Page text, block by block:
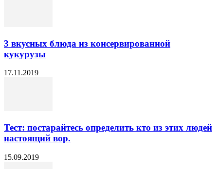
3 вкусных блюда из консервированной
кукурузы
17.11.2019
Тест: постарайтесь определить кто из этих людей
настоящий вор.
15.09.2019